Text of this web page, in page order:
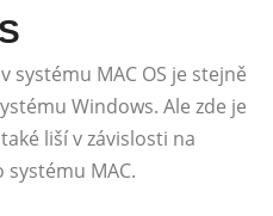
systému MAC OS je stejně
Windows. Ale zde je
liší v závislosti na
MAC.